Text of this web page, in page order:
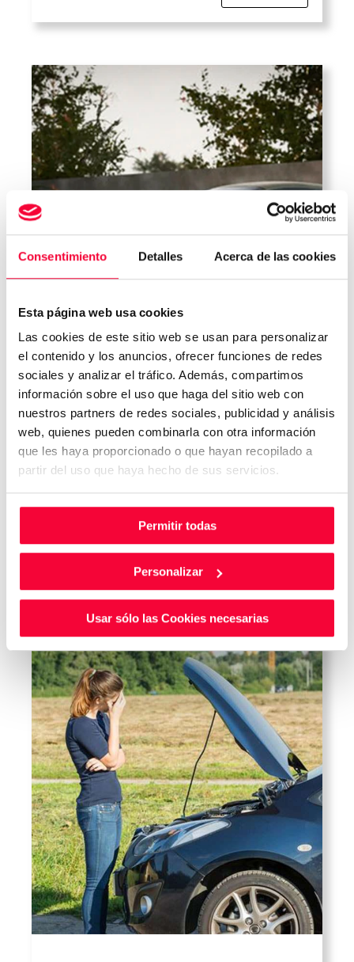
Consentimiento Detalles Acerca de las cookies
Esta página web usa cookies
Las cookies de este sitio web se usan para personalizar
el contenido y los anuncios, ofrecer funciones de redes
sociales y analizar el tráfico. Además, compartimos
información sobre el uso que haga del sitio web con
nuestros partners de redes sociales, publicidad y análisis
web, quienes pueden combinarla con otra información
que les haya proporcionado o que hayan recopilado a
partir del uso que haya hecho de sus servicios.
Permitir todas
Personalizar
Usar sólo las Cookies necesarias
los elementos más importantes del
vehículo, ya que es el punto de
[…]
Audi presenta el
'skysphere concept', su
primer roadster eléctrico
Audi presenta el 'skysphere concept',
su primer roadster eléctrico Audi nos
sorprende con su nueva propuesta para
el futuro con el diseño del 'skyshpere
concept', un deportivo 100% eléctrico
cuyas líneas muestran el camino que
tomará los modelos del mañana de la
compañía. La firma alemana anunció
una marca […]